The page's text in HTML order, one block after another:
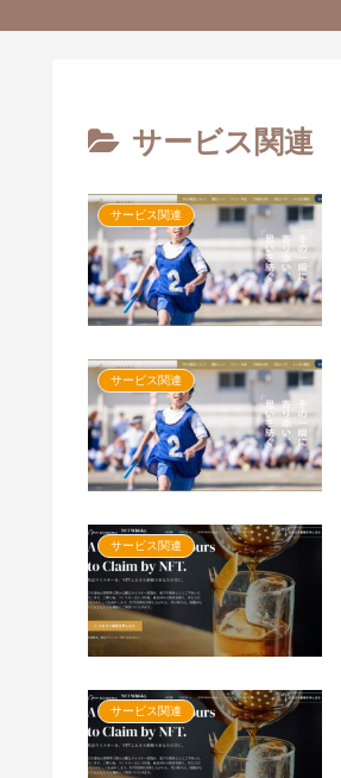
サービス関連
サービス関連
サービス関連
サービス関連
サービス関連